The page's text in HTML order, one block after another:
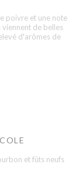
poivre et une note
viennent de belles
d'arômes de
et fûts neufs